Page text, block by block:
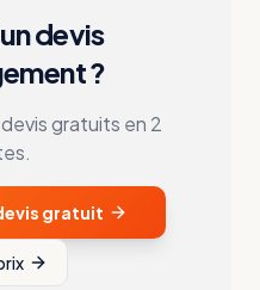
devis
?
gratuits en 2
gratuit